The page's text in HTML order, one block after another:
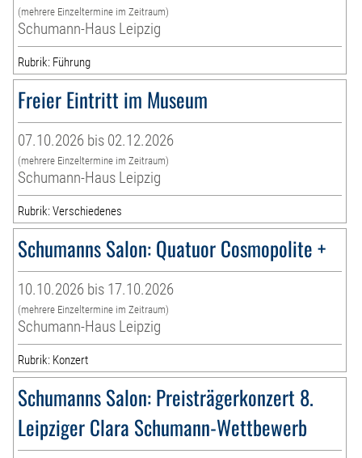
(mehrere Einzeltermine im Zeitraum)
Schumann-Haus Leipzig
Rubrik: Führung
Freier Eintritt im Museum
07.10.2026 bis 02.12.2026
(mehrere Einzeltermine im Zeitraum)
Schumann-Haus Leipzig
Rubrik: Verschiedenes
Schumanns Salon: Quatuor Cosmopolite +
10.10.2026 bis 17.10.2026
(mehrere Einzeltermine im Zeitraum)
Schumann-Haus Leipzig
Rubrik: Konzert
Schumanns Salon: Preisträgerkonzert 8.
Leipziger Clara Schumann-Wettbewerb